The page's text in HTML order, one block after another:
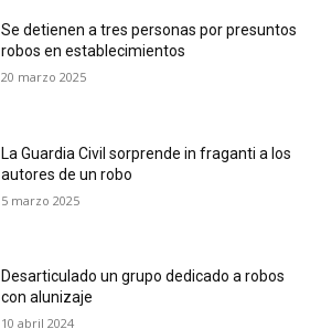
Se detienen a tres personas por presuntos
robos en establecimientos
20 marzo 2025
La Guardia Civil sorprende in fraganti a los
autores de un robo
5 marzo 2025
Desarticulado un grupo dedicado a robos
con alunizaje
10 abril 2024